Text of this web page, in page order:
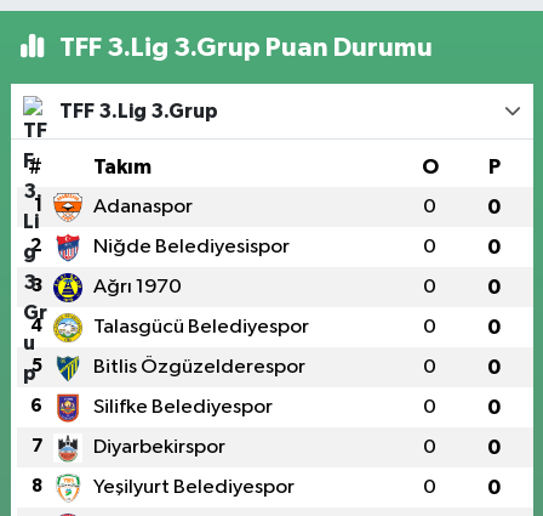
TFF 3.Lig 3.Grup Puan Durumu
TFF 3.Lig 3.Grup
# Takım O P
1 Adanaspor 0 0
2 Niğde Belediyesispor 0 0
3 Ağrı 1970 0 0
4 Talasgücü Belediyespor 0 0
5 Bitlis Özgüzelderespor 0 0
6 Silifke Belediyespor 0 0
7 Diyarbekirspor 0 0
8 Yeşilyurt Belediyespor 0 0